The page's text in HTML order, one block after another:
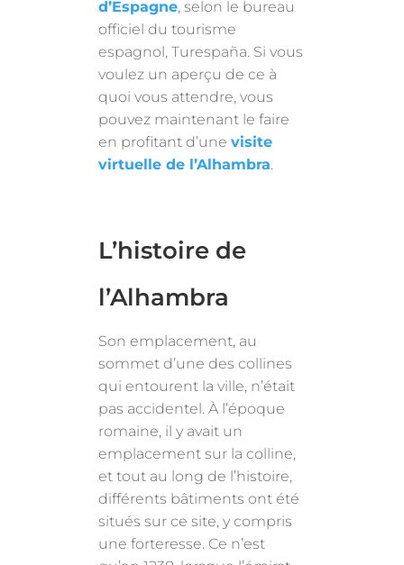
d’Espagne, selon le bureau
officiel du tourisme
espagnol, Turespaña. Si vous
voulez un aperçu de ce à
quoi vous attendre, vous
pouvez maintenant le faire
en profitant d’unevisite
virtuelle de l’Alhambra.
L’histoire de
l’Alhambra
Son emplacement, au
sommet d’une des collines
qui entourent la ville, n’était
pas accidentel. À l’époque
romaine, il y avait un
emplacement sur la colline,
et tout au long de l’histoire,
différents bâtiments ont été
situés sur ce site, y compris
une forteresse. Ce n’est